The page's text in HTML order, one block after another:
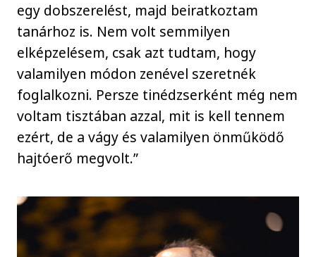
egy dobszerelést, majd beiratkoztam
tanárhoz is. Nem volt semmilyen
elképzelésem, csak azt tudtam, hogy
valamilyen módon zenével szeretnék
foglalkozni. Persze tinédzserként még nem
voltam tisztában azzal, mit is kell tennem
ezért, de a vágy és valamilyen önműködő
hajtóerő megvolt.”